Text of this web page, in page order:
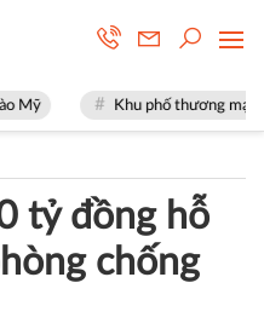
Khu phố thương mại SOHO tại The
tỷ đồng hỗ
chống